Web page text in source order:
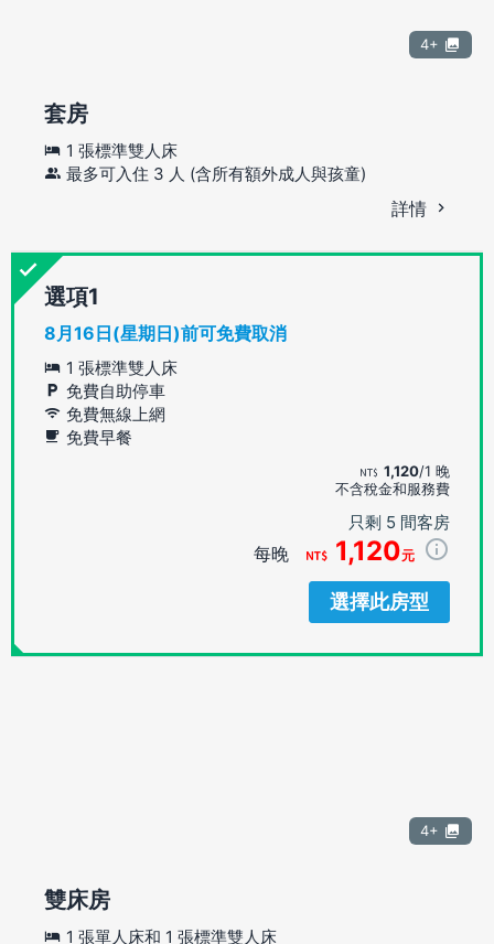
4+
套房
1 張標準雙人床
最多可入住 3 人 (含所有額外成人與孩童)
詳情
選項
8月16日(星期日)前可免費取消
1 張標準雙人床
免費自助停車
免費無線上網
免費早餐
1,120/1 晚
不含稅金和服務費
只剩 5 間客房
每晚 1,120元
選擇此房型
4+
雙床房
1 張單人床和 1 張標準雙人床